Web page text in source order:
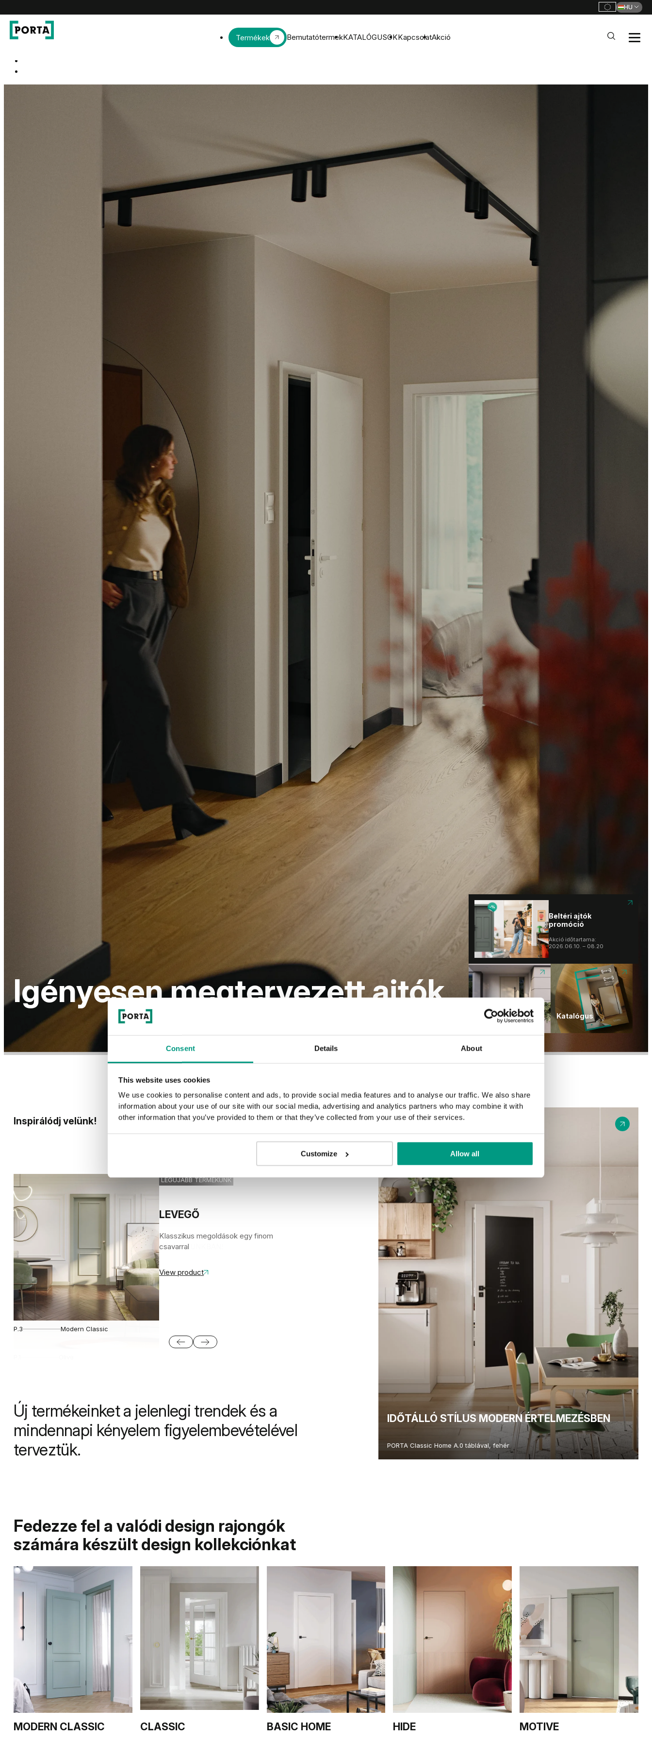
Consent Details About
This website uses cookies
We use cookies to personalise content and ads, to provide social media features and to analyse our traffic. We also share
information about your use of our site with our social media, advertising and analytics partners who may combine it with
other information that you’ve provided to them or that they’ve collected from your use of their services.
Customize Allow all
HU
PORTA Doors HU Strona główna
Termékek BemutatótermekKATALÓGUSOKKapcsolatAkció
Igényesen megtervezett ajtók
100% VÍZÁLLÓ
AJTÓTOK HYDRO
Nincs többé duzzadt
ajtótok!
Beltéri ajtók
promóció
Akció időtartama:
Nincs többé duzzadt
Akció időtartama:
PORTA THERMO Katalógus
Inspirálódj velünk!
P.3 Modern Classic
LEGÚJABB TERMÉKÜNK
LEVEGŐ
Klasszikus megoldások egy finom
csavarral
View product
MODERN CLASSIC
OLIVE
EGY ÚJ, FRISSÍTŐ SZÍN A
KÍNÁLATUNKBAN!
View product
ÚJ
PORTA CLASSIC HOME
Időtálló stílus modern értelmezésben
Új termékeinket a jelenlegi trendek és a
mindennapi kényelem figyelembevételével
terveztük.
NEW
IDŐTÁLLÓ STÍLUS MODERN ÉRTELMEZÉSBEN
PORTA Classic Home A.0 táblával, fehér
Fedezze fel a valódi design rajongók
számára készült design kollekciónkat
MODERN CLASSIC CLASSIC BASIC HOME HIDE MOTIVE